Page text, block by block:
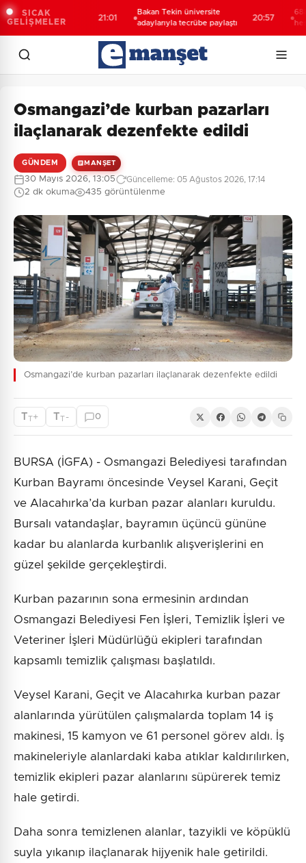
SICAK
GELİŞMELER
Bakan Tekin üniversite
adaylarıyla tecrübe paylaştı
688
hesaplarda
Osmangazi’de kurban pazarları
ilaçlanarak dezenfekte edildi
GÜNDEM MANŞET
30 Mayıs 2026, 13:05 Güncelleme: 05 Ağustos 2026, 17:14
2 dk okuma 435 görüntülenme
Osmangazi’de kurban pazarları ilaçlanarak dezenfekte edildi
TT+ TT - 0
BURSA (İGFA) - Osmangazi Belediyesi tarafından
Kurban Bayramı öncesinde Veysel Karani, Geçit
ve Alacahırka’da kurban pazar alanları kuruldu.
Bursalı vatandaşlar, bayramın üçüncü gününe
kadar bu alanlarda kurbanlık alışverişlerini en
güzel şekilde gerçekleştirdi.
Kurban pazarının sona ermesinin ardından
Osmangazi Belediyesi Fen İşleri, Temizlik İşleri ve
Veteriner İşleri Müdürlüğü ekipleri tarafından
kapsamlı temizlik çalışması başlatıldı.
Veysel Karani, Geçit ve Alacahırka kurban pazar
alanlarında yürütülen çalışmalarda toplam 14 iş
makinesi, 15 kamyon ve 61 personel görev aldı. İş
makineleriyle alanlardaki kaba atıklar kaldırılırken,
temizlik ekipleri pazar alanlarını süpürerek temiz
hale getirdi.
Daha sonra temizlenen alanlar, tazyikli ve köpüklü
suyla yıkanıp ilaçlanarak hijyenik hale getirildi.